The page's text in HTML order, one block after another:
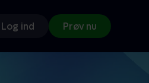
Log ind Prøv nu